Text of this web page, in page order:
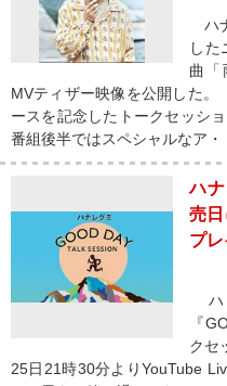
ハ
した
曲「
MVティザー映像を公開した
ースを記念したトークセッシ
番組後半ではスペシャルなア・
ハ
売
プ
ハ
『
クセ
25日21時30分よりYouTube